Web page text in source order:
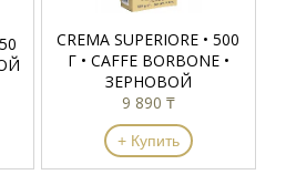
CREMA SUPERIORE • 500
Г • CAFFE BORBONE •
ЗЕРНОВОЙ
9 890 ₸
+ Купить